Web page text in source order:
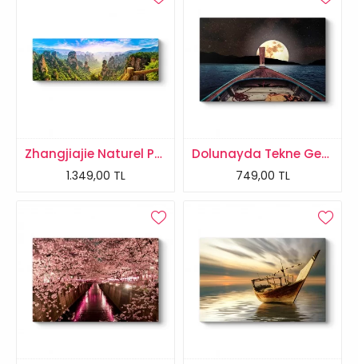
Zhangjiajie Naturel Parkı Tablosu
1.349,00 TL
Dolunayda Tekne Gezisi Tablosu
749,00 TL